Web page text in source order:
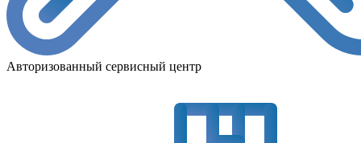
Авторизованный сервисный центр